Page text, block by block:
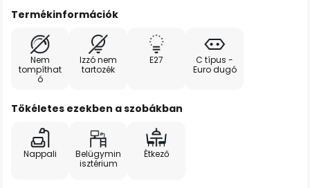
Termékinformációk
Nem
tompíthat
ó
Izzó nem
tartozék
E27
C típus -
Euro dugó
Tökéletes ezekben a szobákban
Nappali
Belügymin
isztérium
Étkező